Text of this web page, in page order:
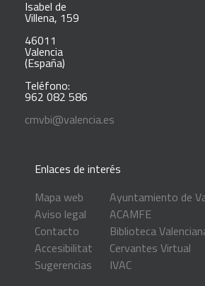
Isabel de
Villena, 159
46011
Valencia
(España)
Teléfono:
962 082 586
cmvbi@valencia.es
Enlaces de interés
Mapa web
Aviso legal
Contacto
Accesibilitat
Sugerencias
Ayuntamiento de
ACAMFE
Biblioteca
Cervantes Virtual
IVAC